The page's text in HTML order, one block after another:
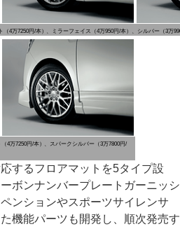
4万7250円/本）、ミラーフェイス（4万950円/本）、シルバー（3万
4万7250円/本）、スパークシルバー（3万7800円/
するフロアマットを5タイプ設
ボンナンバープレートガーニッシ
ンションやスポーツサイレンサ
機能パーツも開発し、順次発売す